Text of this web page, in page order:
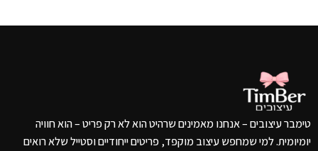
טימבר עיצובים – אנחנו מאמינים שרהיט הוא לא רק פריט – הוא חוויה
יומיומית. למי שמחפש עיצוב מוקפד, פריטים ייחודיים וסטייל שלא רואים